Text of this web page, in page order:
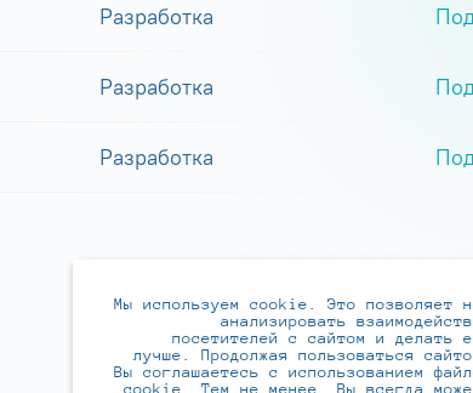
Разработка
Разработка
Разработка
+7 (495) 737-6192, 8-
practice@infotecs.ru ,
Мы используем cookie. Это позволяет
анализировать
посетителей с сайтом и делать
лучше. Продолжая пользоваться
Вы соглашаетесь с использованием
cookie. Тем не менее, Вы всегда